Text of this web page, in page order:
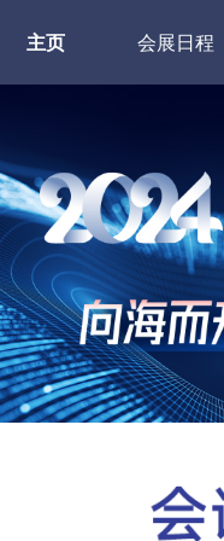
主页 会展日程